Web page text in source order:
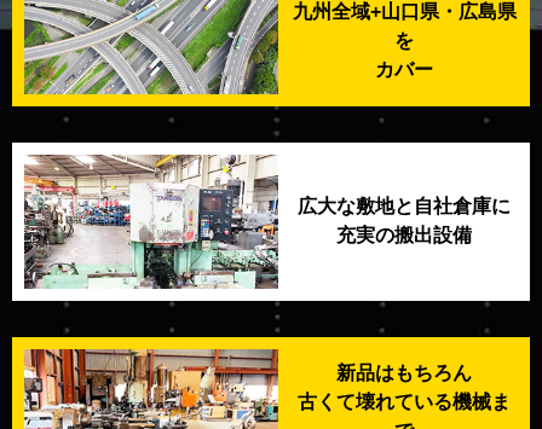
九州全域+山口県・広島県
を
カバー
広大な敷地と自社倉庫に
充実の搬出設備
新品はもちろん
古くて壊れている機械ま